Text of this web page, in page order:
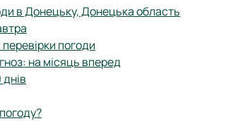
в Донецьку, Донецька область
погоди
на місяць вперед